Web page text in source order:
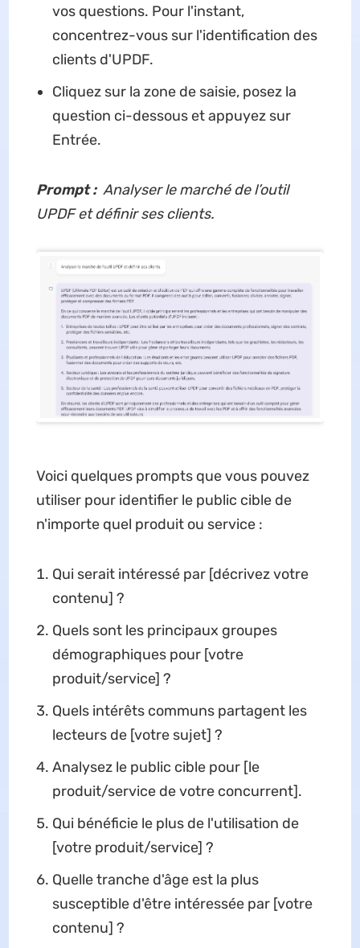
vos questions. Pour l'instant,
concentrez-vous sur l'identification des
clients d'UPDF.
Cliquez sur la zone de saisie, posez la
question ci-dessous et appuyez sur
Entrée.
Prompt :Analyser le marché de l’outil
UPDF et définir ses clients.
Voici quelques prompts que vous pouvez
utiliser pour identifier le public cible de
n'importe quel produit ou service :
Qui serait intéressé par [décrivez votre
contenu] ?
Quels sont les principaux groupes
démographiques pour [votre
produit/service] ?
Quels intérêts communs partagent les
lecteurs de [votre sujet] ?
Analysez le public cible pour [le
produit/service de votre concurrent].
Qui bénéficie le plus de l'utilisation de
[votre produit/service] ?
Quelle tranche d'âge est la plus
susceptible d'être intéressée par [votre
contenu] ?